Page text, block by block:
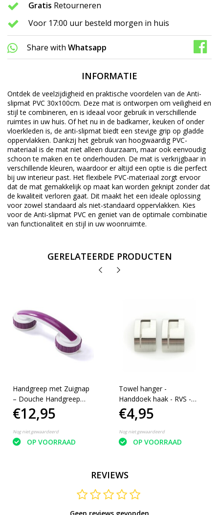
Gratis Retourneren
Voor 17:00 uur besteld morgen in huis
Share with Whatsapp
INFORMATIE
Ontdek de veelzijdigheid en praktische voordelen van de Anti-
slipmat PVC 30x100cm. Deze mat is ontworpen om veiligheid en
stijl te combineren, en is ideaal voor gebruik in verschillende
ruimtes in uw huis. Of het nu in de badkamer, keuken of onder
vloerkleden is, de anti-slipmat biedt een stevige grip op gladde
oppervlakken. Dankzij het gebruik van hoogwaardig PVC-
materiaal is de mat niet alleen duurzaam, maar ook eenvoudig
schoon te maken en te onderhouden. De mat is verkrijgbaar in
verschillende kleuren, waardoor er altijd een optie is die perfect
bij uw interieur past. Het flexibele PVC-materiaal zorgt ervoor
dat de mat gemakkelijk op maat kan worden geknipt zonder dat
de kwaliteit verloren gaat. Dit maakt het een ideale oplossing
voor zowel standaard als niet-standaard oppervlakken. Kies
voor de Anti-slipmat PVC en geniet van de optimale combinatie
van functionaliteit en stijl in uw woonruimte.
GERELATEERDE PRODUCTEN
Handgreep met Zuignap
– Douche Handgreep
met Zuignappen –
Wandbeugel Badkamer –
30 cm – Paars
€12,95
Nog niet gewaardeerd
OP VOORRAAD
Towel hanger -
Handdoek haak - RVS -
Set van 2
€4,95
Nog niet gewaardeerd
OP VOORRAAD
REVIEWS